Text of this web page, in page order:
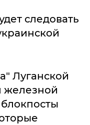
следовать
Луганской
железной